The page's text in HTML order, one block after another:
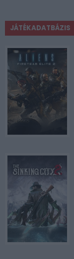
JÁTÉKADATBÁZIS